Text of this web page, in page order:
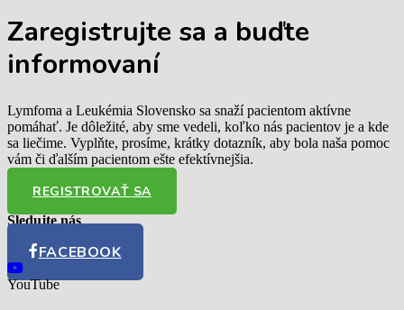
Zaregistrujte sa a buďte
informovaní
Lymfoma a Leukémia Slovensko sa snaží pacientom aktívne
pomáhať. Je dôležité, aby sme vedeli, koľko nás pacientov je a kde
sa liečime. Vyplňte, prosíme, krátky dotazník, aby bola naša pomoc
vám či ďalším pacientom ešte efektívnejšia.
REGISTROVAŤ SA
Sledujte nás
FACEBOOK
YouTube